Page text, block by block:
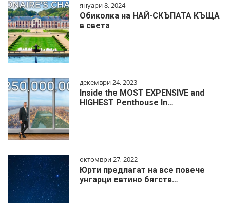
януари 8, 2024
Обиколка на НАЙ-СКЪПАТА КЪЩА
в света
декември 24, 2023
Inside the MOST EXPENSIVE and
HIGHEST Penthouse In…
октомври 27, 2022
Юрти предлагат на все повече
унгарци евтино бягств…